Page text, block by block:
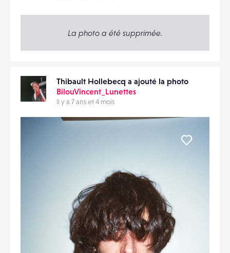
La photo a été supprimée.
Thibault Hollebecq a ajouté la photo
BilouVincent_Lunettes
Il y a 7 ans et 4 mois